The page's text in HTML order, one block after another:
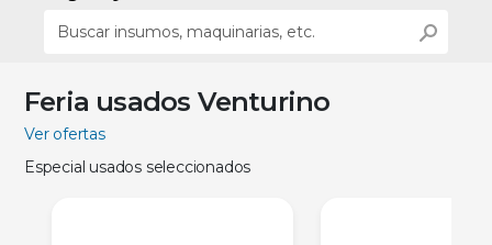
Feria usados Venturino
Ver ofertas
Especial usados seleccionados